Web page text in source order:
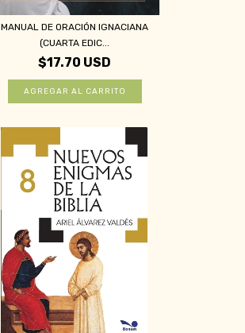
MANUAL DE ORACIÓN IGNACIANA
(CUARTA EDIC...
$17.70 USD